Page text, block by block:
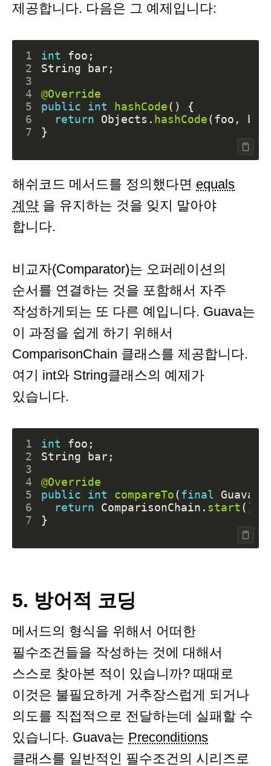
제공합니다. 다음은 그 예제입니다:
1 int foo ;
2
String bar;
3
4
@Override
5
public int hashCode()
{
6
return Objects . hashCode(foo , bar
7
}
해쉬코드 메서드를 정의했다면 equals
계약 을 유지하는 것을 잊지 말아야
합니다.
비교자(Comparator)는 오퍼레이션의
순서를 연결하는 것을 포함해서 자주
작성하게되는 또 다른 예입니다. Guava는
이 과정을 쉽게 하기 위해서
ComparisonChain 클래스를 제공합니다.
여기 int와 String클래스의 예제가
있습니다.
1 int foo ;
2
String bar;
3
4
@Override
5
public int compareTo(final
6
return ComparisonChain . start ().
7
}
5. 방어적 코딩
메서드의 형식을 위해서 어떠한
필수조건들을 작성하는 것에 대해서
스스로 찾아본 적이 있습니까? 때때로
이것은 불필요하게 거추장스럽게 되거나
의도를 직접적으로 전달하는데 실패할 수
있습니다. Guava는 Preconditions
클래스를 일반적인 필수조건의 시리즈로